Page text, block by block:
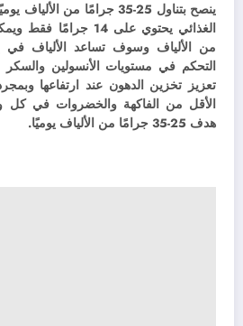
ينصح بتناول 25-35 جرامًا من
الغذائي يحتوي على 14
من الألياف وسوف تساعد الألياف في
التحكم في مستويات الأنسولين
تعزيز تخزين الدهون عند ارتفاعها
الأقل من الفاكهة والخضروات في
هدف 25-35 جرامًا من الألياف يوميًا.